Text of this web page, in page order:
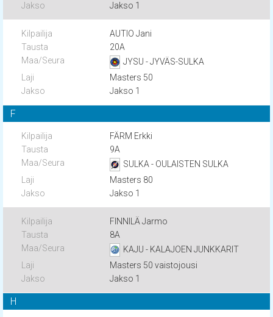
Jakso 1
AUTIO Jani
20A
JYSU - JYVÄS-SULKA
Masters 50
Jakso 1
F
FÄRM Erkki
9A
SULKA - OULAISTEN SULKA
Masters 80
Jakso 1
FINNILÄ Jarmo
8A
KAJU - KALAJOEN JUNKKARIT
Masters 50 vaistojousi
Jakso 1
H